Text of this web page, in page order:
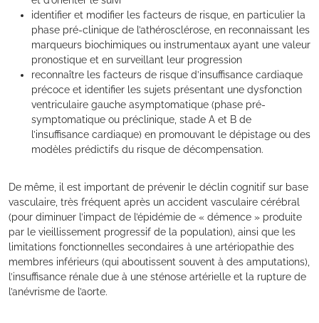
identifier et modifier les facteurs de risque, en particulier la
phase pré-clinique de l’athérosclérose, en reconnaissant les
marqueurs biochimiques ou instrumentaux ayant une valeur
pronostique et en surveillant leur progression
reconnaître les facteurs de risque d’insuffisance cardiaque
précoce et identifier les sujets présentant une dysfonction
ventriculaire gauche asymptomatique (phase pré-
symptomatique ou préclinique, stade A et B de
l’insuffisance cardiaque) en promouvant le dépistage ou des
modèles prédictifs du risque de décompensation.
De même, il est important de prévenir le déclin cognitif sur base
vasculaire, très fréquent après un accident vasculaire cérébral
(pour diminuer l’impact de l’épidémie de « démence » produite
par le vieillissement progressif de la population), ainsi que les
limitations fonctionnelles secondaires à une artériopathie des
membres inférieurs (qui aboutissent souvent à des amputations),
l’insuffisance rénale due à une sténose artérielle et la rupture de
l’anévrisme de l’aorte.